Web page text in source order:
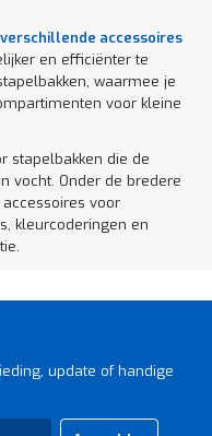
accessoires
en efficiënter te
waarmee je
voor kleine
stapelbakken die de
vocht. Onder de bredere
voor
kleurcoderingen en
update of handige